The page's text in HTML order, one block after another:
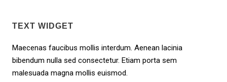
TEXT WIDGET
Maecenas faucibus mollis interdum. Aenean lacinia
bibendum nulla sed consectetur. Etiam porta sem
malesuada magna mollis euismod.